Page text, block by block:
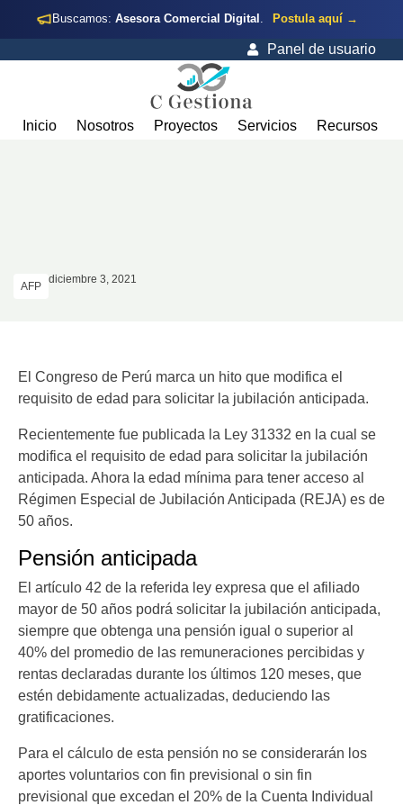
Buscamos: Asesora Comercial Digital . Postula aquí →
Panel de usuario
Inicio Nosotros Proyectos Servicios Recursos
AFP
diciembre 3, 2021
El Congreso de Perú marca un hito que modifica el
requisito de edad para solicitar la jubilación anticipada.
Recientemente fue publicada la Ley 31332 en la cual se
modifica el requisito de edad para solicitar la jubilación
anticipada. Ahora la edad mínima para tener acceso al
Régimen Especial de Jubilación Anticipada (REJA) es de
50 años.
Pensión anticipada
El artículo 42 de la referida ley expresa que el afiliado
mayor de 50 años podrá solicitar la jubilación anticipada,
siempre que obtenga una pensión igual o superior al
40% del promedio de las remuneraciones percibidas y
rentas declaradas durante los últimos 120 meses, que
estén debidamente actualizadas, deduciendo las
gratificaciones.
Para el cálculo de esta pensión no se considerarán los
aportes voluntarios con fin previsional o sin fin
previsional que excedan el 20% de la Cuenta Individual